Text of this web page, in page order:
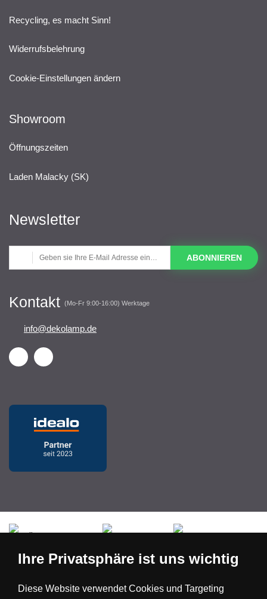
Recycling, es macht Sinn!
Widerrufsbelehrung
Cookie-Einstellungen ändern
Showroom
Öffnungszeiten
Laden Malacky (SK)
Newsletter
ABONNIEREN
Kontakt (Mo-Fr 9:00-16:00) Werktage
info@dekolamp.de
Ihre Privatsphäre ist uns wichtig
Diese Website verwendet Cookies und Targeting